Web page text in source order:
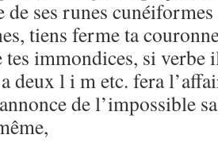
de ses runes
tiens ferme ta
immondices, si verbe
deux l i m etc. fera
de l’impossible